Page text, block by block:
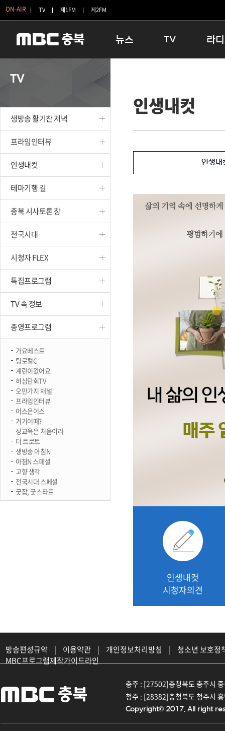
ON-AIR TV 제1FM 제2FM
뉴스
보은
옥천
TV
인생내컷
테마기행 길
시청자 FLEX
종영프로그램
라
TV
생방송 활기찬 저녁
프라임인터뷰
인생내컷
테마기행 길
충북 시사토론 창
전국시대
시청자 FLEX
특집프로그램
TV 속 정보
종영프로그램
가요베스트
팀로컬C
계란이왔어요
허심탄회TV
오만가지 채널
프라임인터뷰
어스온어스
거기어때?
성교육은 처음이라
더 트로트
생방송 아침N
아침N 스페셜
고향 생각
전국시대 스페셜
굿잡, 굿스타트
인생내컷
인생내
인생내컷
시청자의견
방송편성규약 | 이용약관 | 개인정보처리방침 |
청소년 보호정
MBC프로그램제작가이드라인
충주 : [27502]충청북도 충주시
청주 : [28382]충청북도 청주시
Copyright© 2017. All right